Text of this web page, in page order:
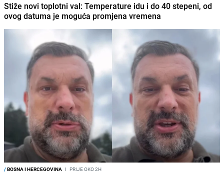
Stiže novi toplotni val: Temperature idu i do 40 stepeni, od
ovog datuma je moguća promjena vremena
/BOSNA I HERCEGOVINA I PRIJE OKO 2H